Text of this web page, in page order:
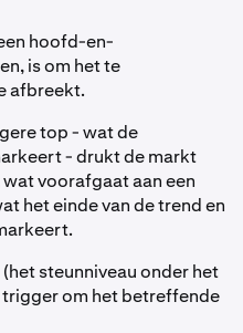
hoofd-en-
is om het te
afbreekt.
top - wat de
- drukt de markt
voorafgaat aan een
het einde van de trend en
steunniveau onder het
om het betreffende